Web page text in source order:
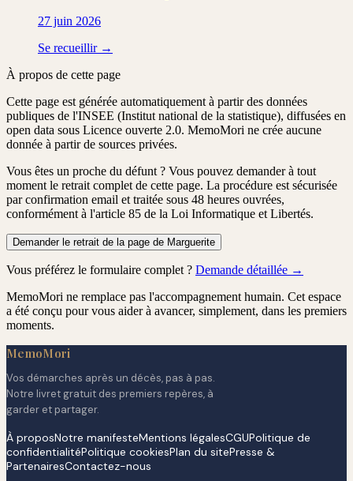
27 juin 2026
Se recueillir →
À propos de cette page
Cette page est générée automatiquement à partir des données
publiques de l'INSEE (Institut national de la statistique), diffusées en
open data sous Licence ouverte 2.0. MemoMori ne crée aucune
donnée à partir de sources privées.
Vous êtes un proche du défunt ? Vous pouvez demander à tout
moment le retrait complet de cette page. La procédure est sécurisée
par confirmation email et traitée sous 48 heures ouvrées,
conformément à l'article 85 de la Loi Informatique et Libertés.
Demander le retrait de la page de Marguerite
Vous préférez le formulaire complet ? Demande détaillée →
MemoMori ne remplace pas l'accompagnement humain. Cet espace
a été conçu pour vous aider à avancer, simplement, dans les premiers
moments.
MemoMori
Vos démarches après un décès, pas à pas.
Notre livret gratuit des premiers repères, à
garder et partager.
À proposNotre manifesteMentions légalesCGUPolitique de
confidentialitéPolitique cookiesPlan du sitePresse &
PartenairesContactez-nous